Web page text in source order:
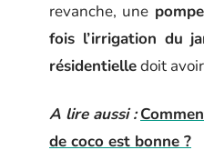
revanche, une
fois l’irrigation du
résidentielledoit
A lire aussi :
de coco est bonne ?